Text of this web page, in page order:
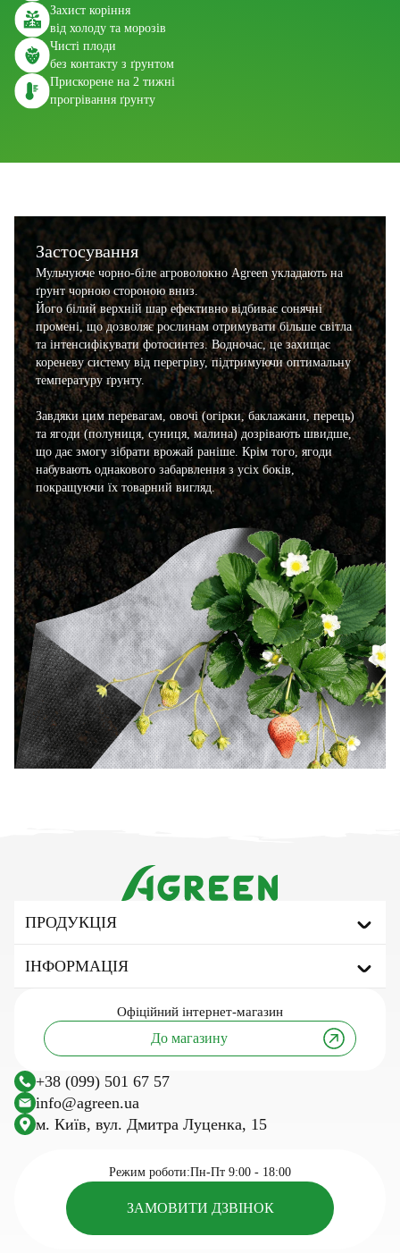
Захист коріння
від холоду та морозів
Чисті плоди
без контакту з ґрунтом
Прискорене на 2 тижні
прогрівання ґрунту
Застосування
Мульчуюче чорно-біле агроволокно Agreen укладають на
ґрунт чорною стороною вниз.
Його білий верхній шар ефективно відбиває сонячні
промені, що дозволяє рослинам отримувати більше світла
та інтенсифікувати фотосинтез. Водночас, це захищає
кореневу систему від перегріву, підтримуючи оптимальну
температуру ґрунту.
Завдяки цим перевагам, овочі (огірки, баклажани, перець)
та ягоди (полуниця, суниця, малина) дозрівають швидше,
що дає змогу зібрати врожай раніше. Крім того, ягоди
набувають однакового забарвлення з усіх боків,
покращуючи їх товарний вигляд.
Офіційний інтернет-магазин
До магазину
ПРОДУКЦІЯ
Агроволокно
Мульчуюче агроволокно
Сітка затіняюча
Тенти тарпаулінові
Агротканина
Сітка шпалерна
Шпалерний дріт
Касети для розсади
ІНФОРМАЦІЯ
Корисні статті та поради
Інновації та технології
Дослідження
Посівний календар
+38 (099) 501 67 57
info@agreen.ua
м. Київ, вул. Дмитра Луценка, 15
Режим роботи:Пн-Пт 9:00 - 18:00
ЗАМОВИТИ ДЗВІНОК